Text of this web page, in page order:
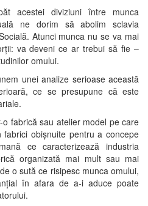
acestei diviziuni între munca
ne dorim să abolim sclavia
Atunci munca nu se va mai
va deveni ce ar trebui să fie –
omului.
unei analize serioase această
ce se presupune că este
fabrică sau atelier model pe care
obișnuite pentru a concepe
ce caracterizează industria
organizată mai mult sau mai
o sută ce risipesc munca omului,
în afara de a-i aduce poate